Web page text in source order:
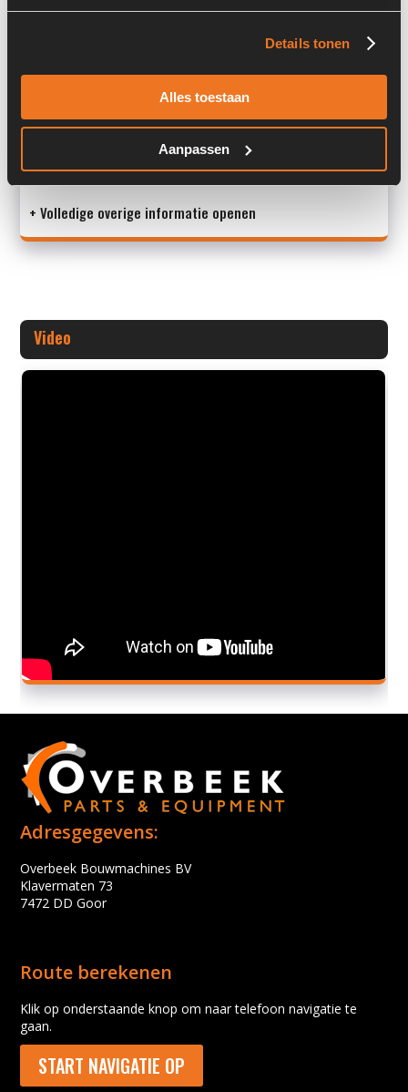
Details tonen
Alles toestaan
Aanpassen
S/N: -
M
+ Volledige overige informatie openen
Video
Adresgegevens:
Overbeek Bouwmachines BV
Klavermaten 73
7472 DD Goor
Route berekenen
Klik op onderstaande knop om naar telefoon navigatie te
gaan.
START NAVIGATIE OP